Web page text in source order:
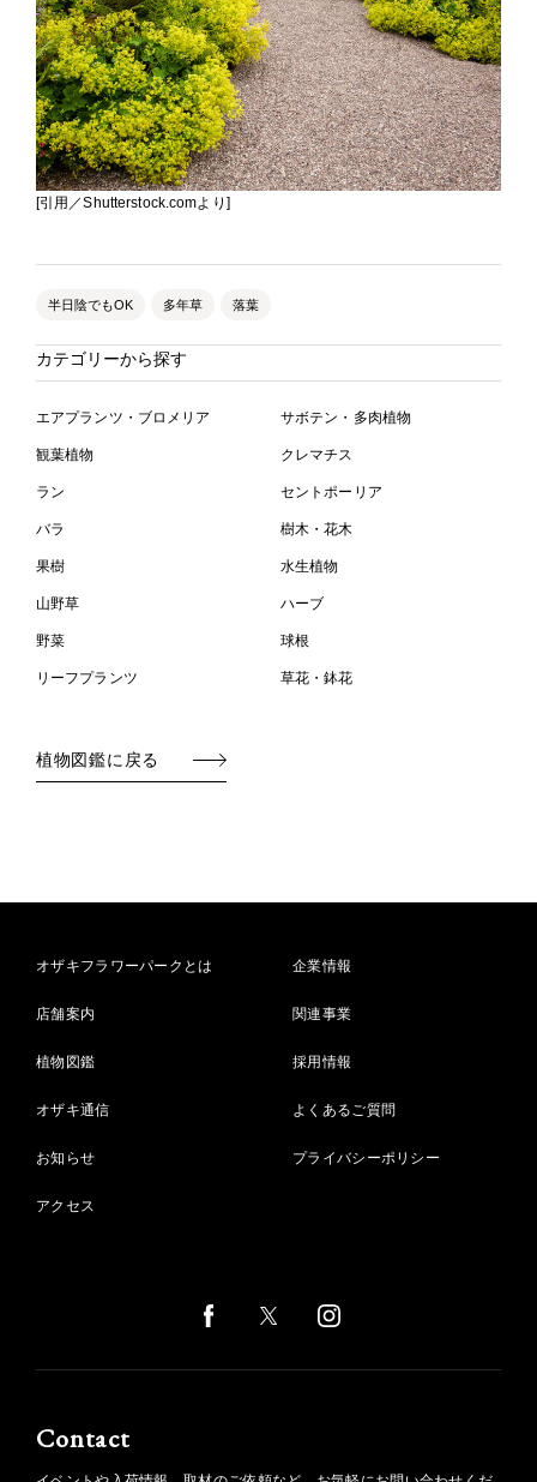
[引用／Shutterstock.comより]
半日陰でもOK 多年草 落葉
カテゴリーから探す
エアプランツ・ブロメリア サボテン・多肉植物
観葉植物 クレマチス
ラン セントポーリア
バラ 樹木・花木
果樹 水生植物
山野草 ハーブ
野菜 球根
リーフプランツ 草花・鉢花
植物図鑑に戻る
オザキフラワーパークとは
店舗案内
植物図鑑
オザキ通信
お知らせ
アクセス
企業情報
関連事業
採用情報
よくあるご質問
プライバシーポリシー
Contact